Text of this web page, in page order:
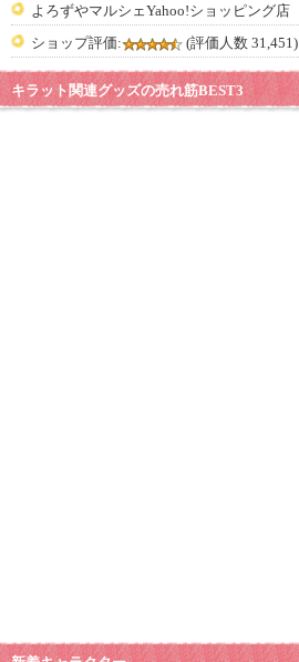
よろずやマルシェYahoo!ショッピング店
ショップ評価:
(評価人数 31,451)
キラット関連グッズの売れ筋BEST3